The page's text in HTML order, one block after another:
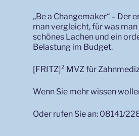
„Be a Changemaker“ – Der
man vergleicht, für was
schönes Lachen und ein
Belastung im Budget.
[FRITZ]² MVZ für
Wenn Sie mehr wissen
Oder rufen Sie an: 08141/